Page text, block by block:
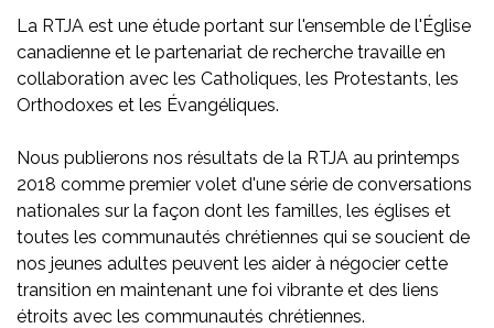
La RTJA est une étude portant sur l'ensemble de l'Église
canadienne et le partenariat de recherche travaille en
collaboration avec les Catholiques, les Protestants, les
Orthodoxes et les Évangéliques.
Nous publierons nos résultats de la RTJA au printemps
2018 comme premier volet d'une série de conversations
nationales sur la façon dont les familles, les églises et
toutes les communautés chrétiennes qui se soucient de
nos jeunes adultes peuvent les aider à négocier cette
transition en maintenant une foi vibrante et des liens
étroits avec les communautés chrétiennes.